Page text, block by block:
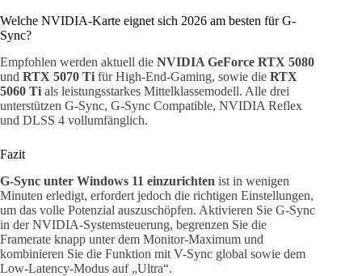
Welche NVIDIA-Karte eignet sich 2026 am besten für G-
Sync?
Empfohlen werden aktuell die NVIDIA GeForce RTX 5080
und RTX 5070 Ti für High-End-Gaming, sowie die RTX
5060 Ti als leistungsstarkes Mittelklassemodell. Alle drei
unterstützen G-Sync, G-Sync Compatible, NVIDIA Reflex
und DLSS 4 vollumfänglich.
Fazit
G-Sync unter Windows 11 einzurichten ist in wenigen
Minuten erledigt, erfordert jedoch die richtigen Einstellungen,
um das volle Potenzial auszuschöpfen. Aktivieren Sie G-Sync
in der NVIDIA-Systemsteuerung, begrenzen Sie die
Framerate knapp unter dem Monitor-Maximum und
kombinieren Sie die Funktion mit V-Sync global sowie dem
Low-Latency-Modus auf „Ultra“.